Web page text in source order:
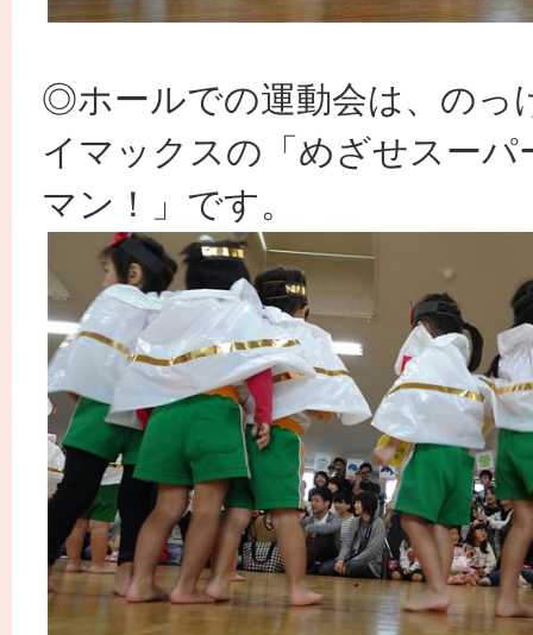
◎ホールでの運動会は、のっ
イマックスの「 めざせスーパ
マン！」です。